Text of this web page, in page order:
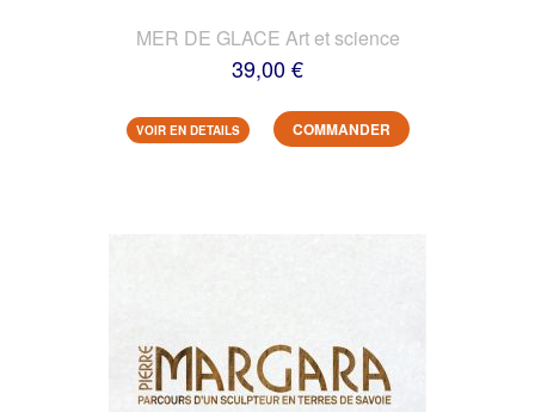
MER DE GLACE Art et science
39,00 €
VOIR EN DETAILS COMMANDER